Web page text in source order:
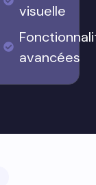
visuelle
avancées